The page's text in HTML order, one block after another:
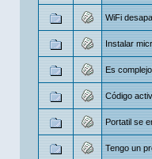
WiFi
Instalar
Es
Código
Portatil se
Tengo un